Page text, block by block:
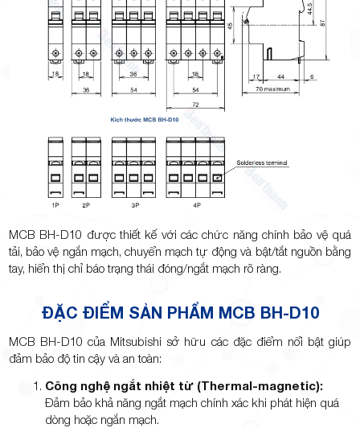
MCB BH-D10 được thiết kế với các chức năng chính bảo vệ quá
tải, bảo vệ ngắn mạch, chuyển mạch tự động và bật/tắt nguồn bằng
tay, hiển thị chỉ báo trạng thái đóng/ngắt mạch rõ ràng.
ĐẶC ĐIỂM SẢN PHẨM MCB BH-D10
MCB BH-D10 của Mitsubishi sở hữu các đặc điểm nổi bật giúp
đảm bảo độ tin cậy và an toàn:
Công nghệ ngắt nhiệt từ (Thermal-magnetic):
Đảm bảo khả năng ngắt mạch chính xác khi phát hiện quá
dòng hoặc ngắn mạch.